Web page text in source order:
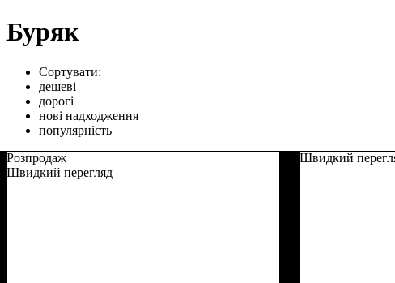
Буряк
Сортувати:
дешеві
дорогі
нові надходження
популярність
Розпродаж
Швидкий перегляд
Швидкий